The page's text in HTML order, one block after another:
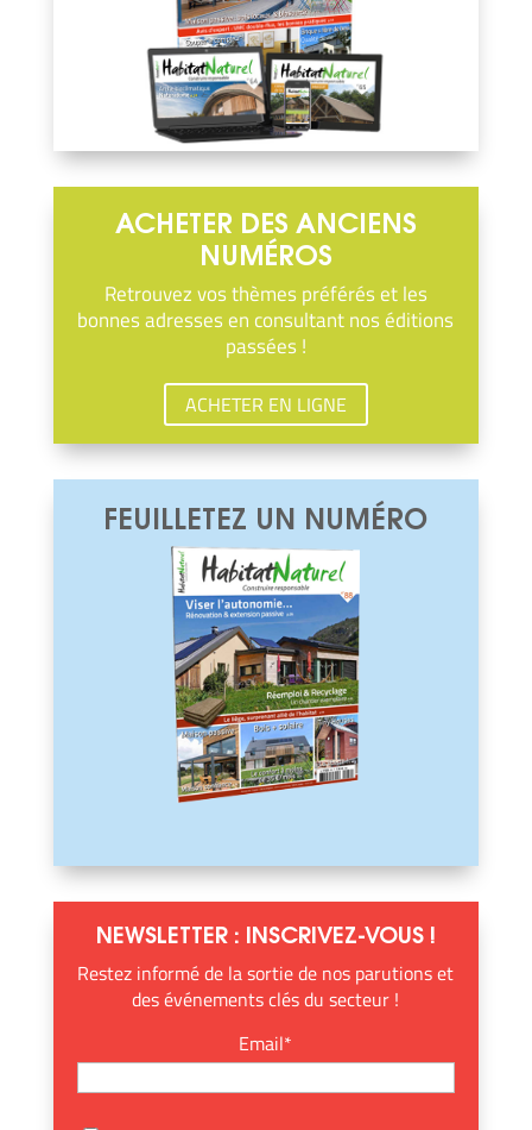
ACHETER DES ANCIENS
NUMÉROS
Retrouvez vos thèmes préférés et les
bonnes adresses en consultant nos éditions
passées !
ACHETER EN LIGNE
FEUILLETEZ UN NUMÉRO
NEWSLETTER : INSCRIVEZ-VOUS !
Restez informé de la sortie de nos parutions et
des événements clés du secteur !
Email*